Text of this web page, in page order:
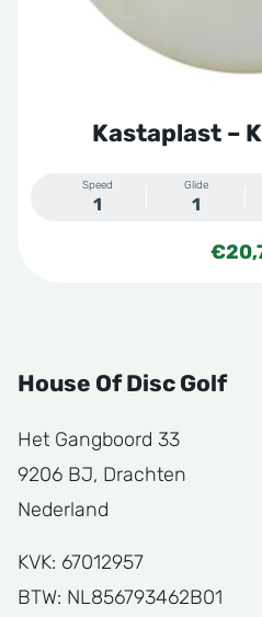
Kastaplast –
Speed
1
Glide
1
€
House Of Disc Golf
Het Gangboord 33
9206 BJ, Drachten
Nederland
KVK: 67012957
BTW: NL856793462B01